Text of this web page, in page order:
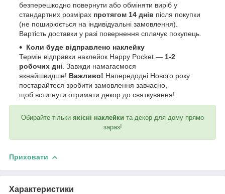
безперешкодно повернути або обміняти виріб у
стандартних розмірах протягом 14 днів після покупки
(не поширюється на індивідуальні замовлення).
Вартість доставки у разі повернення сплачує покупець.
Коли буде відправлено наклейку
Термін відправки наклейок Happy Pocket — 1-2
робочих дні . Завжди намагаємося
якнайшвидше! Важливо! Напередодні Нового року
постарайтеся зробити замовлення завчасно,
щоб встигнути отримати декор до святкування!
Обирайте тільки якісні наклейки та декор для дому прямо
зараз!
Приховати
Характеристики